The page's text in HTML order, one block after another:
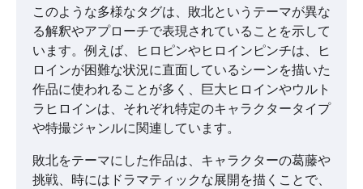
このような多様なタグは、敗北というテーマが異な
る解釈やアプローチで表現されていることを示して
います。例えば、ヒロピンやヒロインピンチは、ヒ
ロインが困難な状況に直面しているシーンを描いた
作品に使われることが多く、巨大ヒロインやウルト
ラヒロインは、それぞれ特定のキャラクタータイプ
や特撮ジャンルに関連しています。
敗北をテーマにした作品は、キャラクターの葛藤や
挑戦、時にはドラマティックな展開を描くことで、